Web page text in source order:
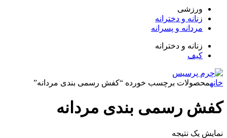
و دخترانه
و پسرانه
و دخترانه
برچسب خورده “کفش رسمی بندی مردانه”
رسمی بندی مردانه
نتیجه